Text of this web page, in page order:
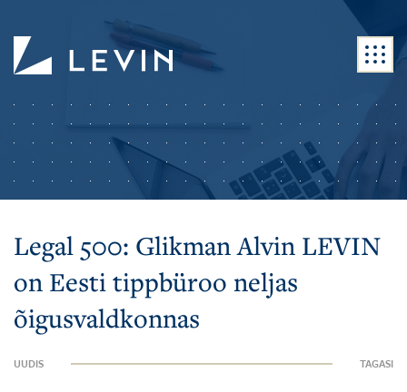
Legal 500: Glikman Alvin LEVIN
on Eesti tippbüroo neljas
õigusvaldkonnas
UUDIS TAGASI